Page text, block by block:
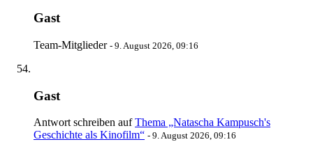
Gast
Team-Mitglieder - 9. August 2026, 09:16
Gast
Antwort schreiben aufThema „Natascha Kampusch's
Geschichte als Kinofilm“ - 9. August 2026, 09:16